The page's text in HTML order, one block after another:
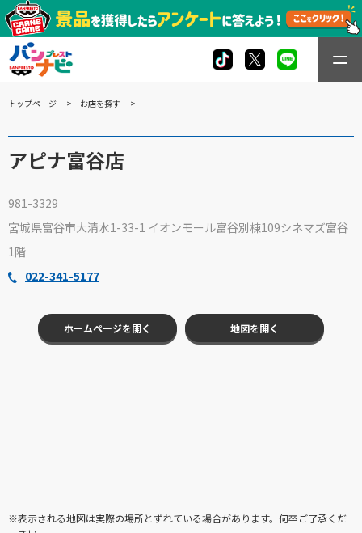
トップページ お店を探す
アピナ富谷店
981-3329
宮城県富谷市大清水1-33-1 イオンモール富谷別棟109シネマズ富谷
1階
022-341-5177
ホームページを開く 地図を開く
※表示される地図は実際の場所とずれている場合があります。何卒ご了承くだ